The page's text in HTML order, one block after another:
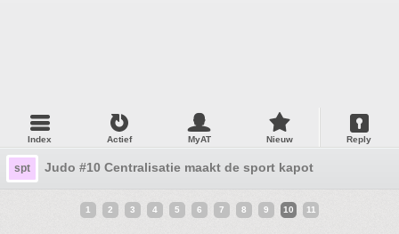
Index Actief MyAT Nieuw Reply
spt Judo #10 Centralisatie maakt de sport kapot
1 2 3 4 5 6 7 8 9 10 11